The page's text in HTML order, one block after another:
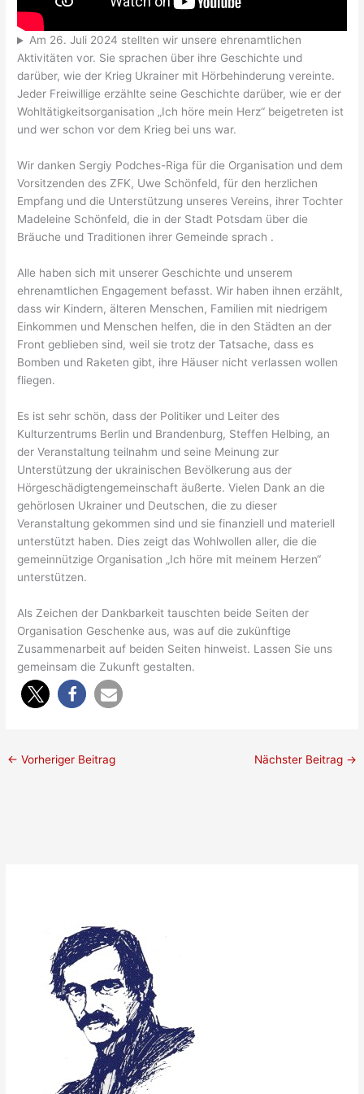
Am 26. Juli 2024 stellten wir unsere ehrenamtlichen
Aktivitäten vor. Sie sprachen über ihre Geschichte und
darüber, wie der Krieg Ukrainer mit Hörbehinderung vereinte.
Jeder Freiwillige erzählte seine Geschichte darüber, wie er der
Wohltätigkeitsorganisation „Ich höre mein Herz“ beigetreten ist
und wer schon vor dem Krieg bei uns war.
Wir danken Sergiy Podches-Riga für die Organisation und dem
Vorsitzenden des ZFK, Uwe Schönfeld, für den herzlichen
Empfang und die Unterstützung unseres Vereins, ihrer Tochter
Madeleine Schönfeld, die in der Stadt Potsdam über die
Bräuche und Traditionen ihrer Gemeinde sprach .
Alle haben sich mit unserer Geschichte und unserem
ehrenamtlichen Engagement befasst. Wir haben ihnen erzählt,
dass wir Kindern, älteren Menschen, Familien mit niedrigem
Einkommen und Menschen helfen, die in den Städten an der
Front geblieben sind, weil sie trotz der Tatsache, dass es
Bomben und Raketen gibt, ihre Häuser nicht verlassen wollen
fliegen.
Es ist sehr schön, dass der Politiker und Leiter des
Kulturzentrums Berlin und Brandenburg, Steffen Helbing, an
der Veranstaltung teilnahm und seine Meinung zur
Unterstützung der ukrainischen Bevölkerung aus der
Hörgeschädigtengemeinschaft äußerte. Vielen Dank an die
gehörlosen Ukrainer und Deutschen, die zu dieser
Veranstaltung gekommen sind und sie finanziell und materiell
unterstützt haben. Dies zeigt das Wohlwollen aller, die die
gemeinnützige Organisation „Ich höre mit meinem Herzen“
unterstützen.
Als Zeichen der Dankbarkeit tauschten beide Seiten der
Organisation Geschenke aus, was auf die zukünftige
Zusammenarbeit auf beiden Seiten hinweist. Lassen Sie uns
gemeinsam die Zukunft gestalten.
← Vorheriger Beitrag Nächster Beitrag →